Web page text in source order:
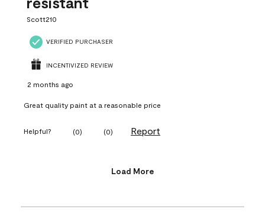
Scott210
VERIFIED PURCHASER
INCENTIVIZED REVIEW
2 months ago
Great quality paint at a reasonable price
Helpful? (0) (0) Report
Load More